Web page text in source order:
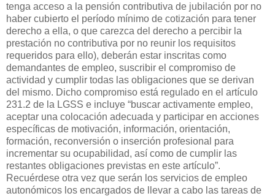
tenga acceso a la pensión contributiva de jubilación por no
haber cubierto el período mínimo de cotización para tener
derecho a ella, o que carezca del derecho a percibir la
prestación no contributiva por no reunir los requisitos
requeridos para ello), deberán estar inscritas como
demandantes de empleo, suscribir el compromiso de
actividad y cumplir todas las obligaciones que se derivan
del mismo. Dicho compromiso está regulado en el artículo
231.2 de la LGSS e incluye “buscar activamente empleo,
aceptar una colocación adecuada y participar en acciones
específicas de motivación, información, orientación,
formación, reconversión o inserción profesional para
incrementar su ocupabilidad, así como de cumplir las
restantes obligaciones previstas en este artículo”.
Recuérdese otra vez que serán los servicios de empleo
autonómicos los encargados de llevar a cabo las tareas de